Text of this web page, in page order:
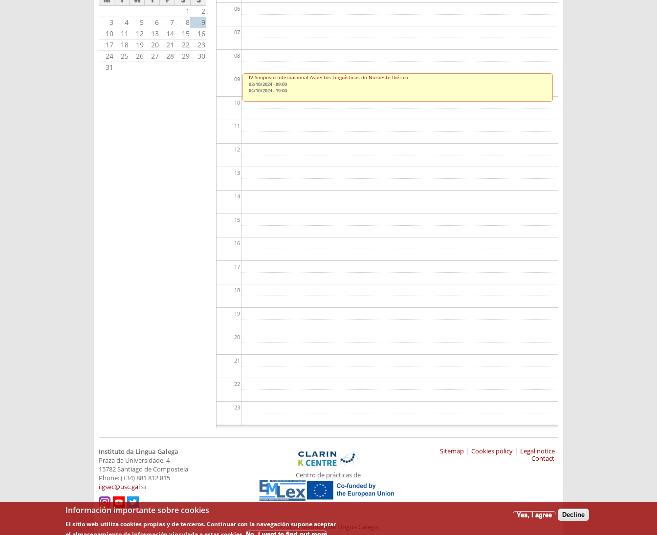
06
07
08
09
10
11
12
13
14
15
16
17
18
19
20
21
22
23
IV Simposio Internacional Aspectos Lingüísticos do Noroeste Ibérico
03/10/2024 - 09:00
04/10/2024 - 19:00
1
2
3
4 5 6 7 8
9
10
11 12 13 14 15
16
17
18 19 20 21 22
23
24
25 26 27 28 29
30
31
Instituto da Lingua Galega
Praza da Universidade, 4
15782 Santiago de Compostela
Phone: (+34) 881 812 815
ilgsec@usc.gal(link sends e-mail)
Centro de prácticas de
Legal notice
Cookies policy
Sitemap
Contact
© 2026 Instituto da Lingua Galega
Información importante sobre cookies
El sitio web utiliza cookies propias y de terceros. Continuar con la navegación supone aceptar
Yes, I agree Decline